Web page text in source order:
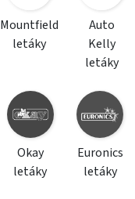
Mountfield
letáky
Auto
Kelly
letáky
Okay
letáky
Euronics
letáky